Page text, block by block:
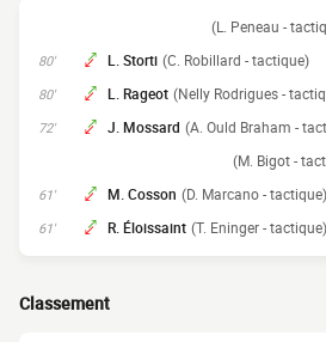
(L. Peneau -
80' L. Storti (C. Robillard - tactique)
80' L. Rageot (Nelly Rodrigues -
72' J. Mossard (A. Ould Braham -
(M. Bigot -
61' M. Cosson (D. Marcano - tactique)
61' R. Éloissaint (T. Eninger - tactique)
Classement